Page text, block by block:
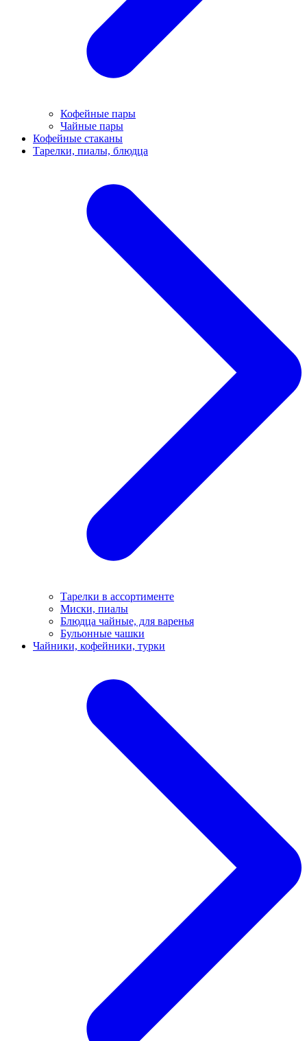
Кофейные пары
Чайные пары
Кофейные стаканы
Тарелки, пиалы, блюдца
Тарелки в ассортименте
Миски, пиалы
Блюдца чайные, для варенья
Бульонные чашки
Чайники, кофейники, турки